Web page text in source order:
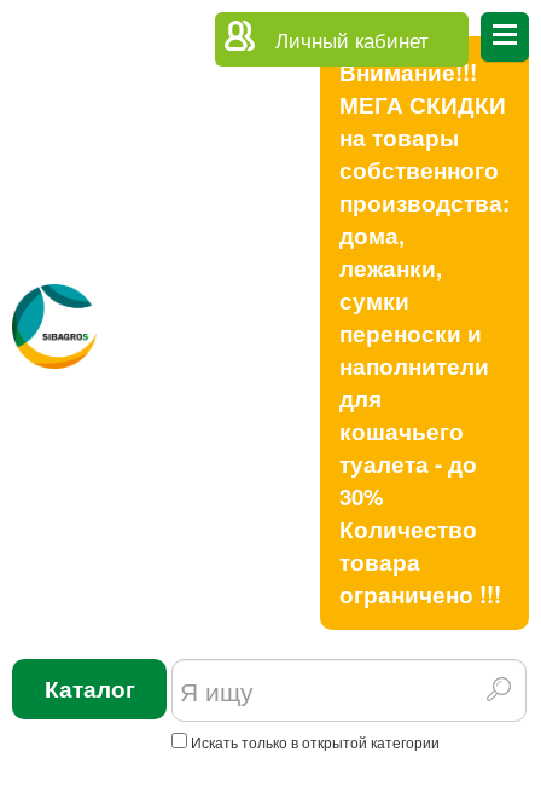
Личный кабинет
Внимание!!!
МЕГА СКИДКИ
на товары
собственного
производства:
дома,
лежанки,
сумки
переноски и
наполнители
для
кошачьего
туалета - до
30%
Количество
товара
ограничено !!!
Каталог
Искать только в открытой категории